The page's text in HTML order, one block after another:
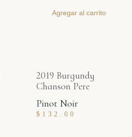
Agregar al carrito
2019 Burgundy
Chanson Pere
Pinot Noir
$ 132.00